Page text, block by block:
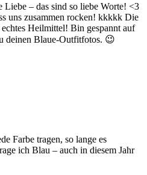
Liebe – das sind so liebe Worte! <3
uns zusammen rocken! kkkkk Die
Heilmittel! Bin gespannt auf
deinen Blaue-Outfitfotos. 😉
Farbe tragen, so lange es
ich Blau – auch in diesem Jahr